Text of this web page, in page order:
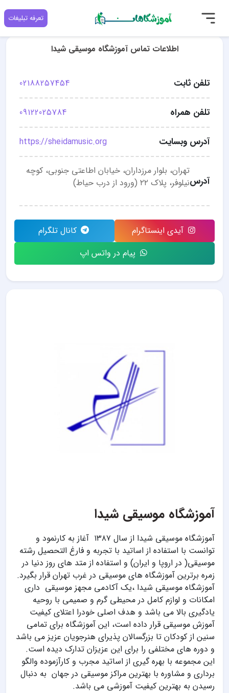
تعرفه تبلیغات
آموزشگاه موسیقی شیدا
آموزشگاه موسیقی شیدا از سال ۱۳۸۷ آغاز به کارنمود و
توانست با استفاده از اساتید با تجربه و فارغ التحصیل رشته
موسیقی( در اروپا و ایران) و استفاده از متد های روز دنیا در
زمره برترین آموزشگاه های موسیقی در غرب تهران قرار بگیرد.
آموزشگاه موسیقی شیدا ،یک آکادمی مجهز موسیقی داری
امکانات و لوازم کامل در محیطی گرم و صمیمی با روحیه
یادگیری بالا می باشد و هدف اصلی خودرا اعتلای کیفیت
آموزش موسیقی قرار داده است، این آموزشگاه برای تمامی
سنین از کودکان تا بزرگسالان پذیرای هنرجویان عزیز می باشد
و دوره های مختلفی را برای این عزیزان تدارک دیده است.
این مجموعه با بهره گیری از اساتید مجرب و کارآزموده والگو
برداری و مشاوره با بهترین مراکز موسیقی در جهان به دنبال
رسیدن به بهترین کیفیت آموزشی می باشد.
اطلاعات تماس آموزشگاه موسیقی شیدا
تلفن ثابت 02188257454
تلفن همراه 09122025784
آدرس وبسایت https://sheidamusic.org
آدرس
تهران، بلوار مرزداران، خیابان اطاعتی جنوبی، کوچه
نیلوفر، پلاک ۲۲ (ورود از درب حیاط)
آیدی اینستاگرام
کانال تلگرام
پیام در واتس اپ